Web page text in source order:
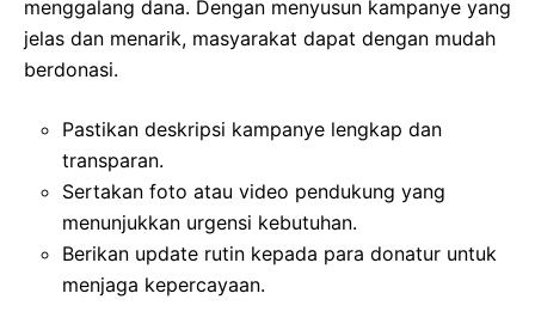
menggalang dana. Dengan menyusun kampanye yang
jelas dan menarik, masyarakat dapat dengan mudah
berdonasi.
Pastikan deskripsi kampanye lengkap dan
transparan.
Sertakan foto atau video pendukung yang
menunjukkan urgensi kebutuhan.
Berikan update rutin kepada para donatur untuk
menjaga kepercayaan.